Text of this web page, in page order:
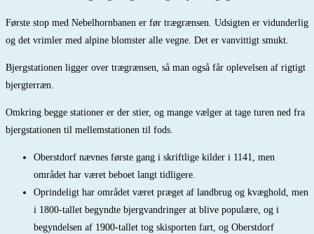
Første stop med Nebelhornbanen er før trægrænsen. Udsigten er vidunderlig
og det vrimler med alpine blomster alle vegne. Det er vanvittigt smukt.
Bjergstationen ligger over trægrænsen, så man også får oplevelsen af rigtigt
bjergterræn.
Omkring begge stationer er der stier, og mange vælger at tage turen ned fra
bjergstationen til mellemstationen til fods.
Oberstdorf nævnes første gang i skriftlige kilder i 1141, men
området har været beboet langt tidligere.
Oprindeligt har området været præget af landbrug og kvæghold, men
i 1800-tallet begyndte bjergvandringer at blive populære, og i
begyndelsen af 1900-tallet tog skisporten fart, og Oberstdorf